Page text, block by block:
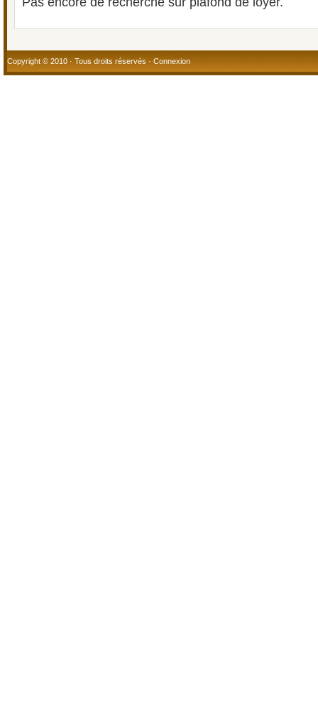
Copyright © 2010 · Tous droits réservés · Connexion